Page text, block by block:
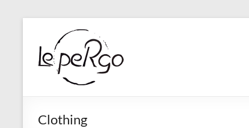
contenu
Clothing